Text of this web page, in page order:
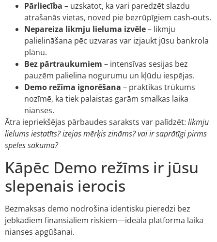
Pārliecība – uzskatot, ka vari paredzēt slazdu
atrašanās vietas, noved pie bezrūpīgiem cash‑outs.
Nepareiza likmju lieluma izvēle– likmju
palielināšana pēc uzvaras var izjaukt jūsu bankrola
plānu.
Bez pārtraukumiem – intensīvas sesijas bez
pauzēm palielina nogurumu un kļūdu iespējas.
Demo režīma ignorēšana – praktikas trūkums
nozīmē, ka tiek palaistas garām smalkas laika
nianses.
Ātra iepriekšējas pārbaudes saraksts var palīdzēt: likmju
lielums iestatīts? izejas mērķis zināms? vai ir saprātīgi pirms
spēles sākuma?
Kāpēc Demo režīms ir jūsu
slepenais ierocis
Bezmaksas demo nodrošina identisku pieredzi bez
jebkādiem finansiāliem riskiem—ideāla platforma laika
nianses apgūšanai.